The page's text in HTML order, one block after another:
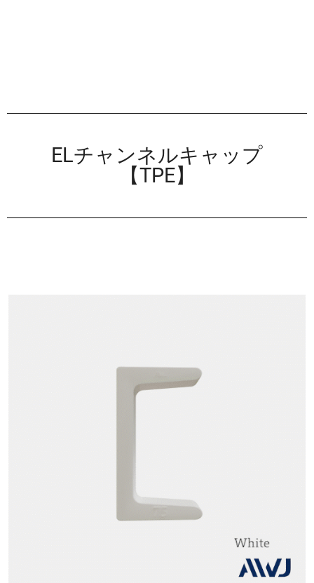
ELチャンネルキャップ
【TPE】